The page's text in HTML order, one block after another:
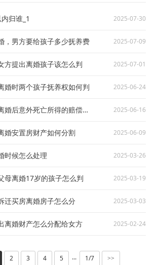
归谁_1 2025-07-30
，男方要给孩子多少抚养费 2025-07-09
方提出离婚孩子该怎么判 2025-07-01
婚时两个孩子抚养权如何判 2025-06-24
婚后意外死亡所得的赔偿给
2025-06-16
婚安置房财产如何分割 2025-06-09
时候怎么处理 2025-03-26
母离婚17岁的孩子怎么判 2025-03-19
迁买房离婚房子怎么分 2025-03-03
离婚财产怎么分配给女方 2025-02-24
2 3 4 5 ··· 1/7 >>